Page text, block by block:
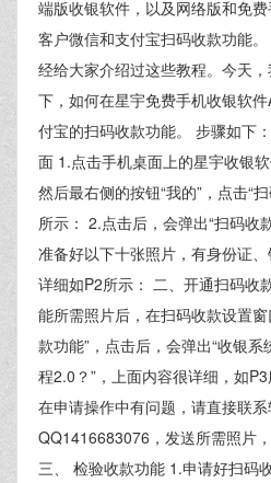
端版收银软件，以及网络版和免
客户微信和支付宝扫码收款功能
经给大家介绍过这些教程。今天
下，如何在星宇免费手机收银软
付宝的扫码收款功能。 步骤如下
面 1.点击手机桌面上的星宇收银
然后最右侧的按钮“我的”，点击“
所示： 2.点击后，会弹出“扫码收
准备好以下十张照片，有身份证
详细如P2所示： 二、开通扫码收
能所需照片后，在扫码收款设置
款功能”，点击后，会弹出“收银
程2.0？”，上面内容很详细，如
在申请操作中有问题，请直接联
QQ1416683076，发送所需照片
三、 检验收款功能 1.申请好扫码